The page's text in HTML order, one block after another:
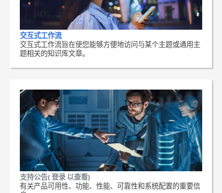
交互式工作流
交互式工作流旨在使您能够方便地访问与某个主题或通用主
题相关的知识库文章。
支持公告( 登录 以查看)
有关产品可用性、功能、性能、可靠性和系统配置的重要信